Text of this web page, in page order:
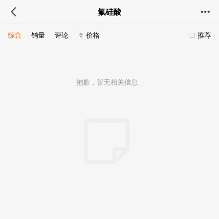
氟硅酸
推荐
综合 销量 评论 价格
抱歉，暂无相关信息